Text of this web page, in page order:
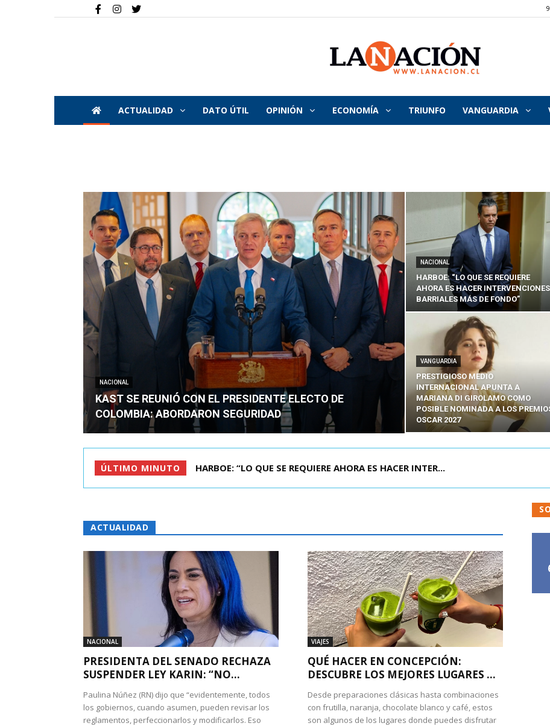
La
Nación
ACTUALIDAD DATO ÚTIL OPINIÓN ECONOMÍA TRIUNFO VANGUARDIA
NACIONAL
KAST SE REUNIÓ CON EL PRESIDENTE ELECTO DE
COLOMBIA: ABORDARON SEGURIDAD
NACIONAL
HARBOE: “LO QUE SE REQUIERE
AHORA ES HACER INTERVENCIONES
BARRIALES MÁS DE FONDO”
VANGUARDIA
PRESTIGIOSO MEDIO
INTERNACIONAL APUNTA A
MARIANA DI GIROLAMO COMO
POSIBLE NOMINADA A LOS
OSCAR 2027
ÚLTIMO MINUTO BIMINISTRO MAS POR IPC: “LA ECONOMÍA SE ESTÁ ENC...
ACTUALIDAD
NACIONAL
PRESIDENTA DEL SENADO RECHAZA
SUSPENDER LEY KARIN: “NO...
Paulina Núñez (RN) dijo que “evidentemente, todos
los gobiernos, cuando asumen, pueden revisar los
reglamentos, perfeccionarlos y modificarlos. Eso
VIAJES
QUÉ HACER EN CONCEPCIÓN:
DESCUBRE LOS MEJORES LUGARES ...
Desde preparaciones clásicas hasta combinaciones
con frutilla, naranja, chocolate blanco y café, estos
son algunos de los lugares donde puedes disfrutar